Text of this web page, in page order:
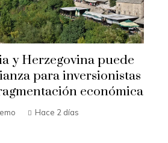
que impulsaron la
de mecanismos de
bancaria
Loaiza Hace 2 días